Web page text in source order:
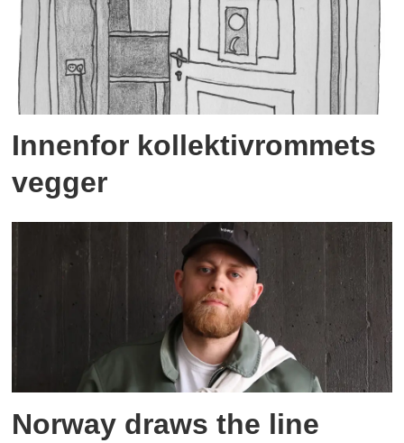
Innenfor kollektivrommets
vegger
Norway draws the line